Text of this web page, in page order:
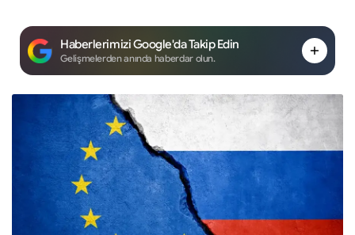
Haberlerimizi Google'da Takip Edin
Gelişmelerden anında haberdar olun.